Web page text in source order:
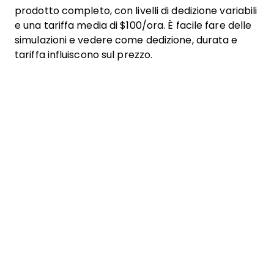
prodotto completo, con livelli di dedizione variabili
e una tariffa media di $100/ora. È facile fare delle
simulazioni e vedere come dedizione, durata e
tariffa influiscono sul prezzo.